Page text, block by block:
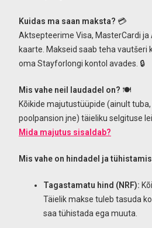
Kuidas ma saan maksta? 💳
Aktsepteerime Visa, MasterCardi ja
kaarte. Makseid saab teha vautšeri
oma Stayforlongi kontol avades. 🔒
Mis vahe neil laudadel on? 🍽️
Kõikide majutustüüpide (ainult
poolpansion jne) täieliku selgituse
Mida majutus sisaldab?
Mis vahe on hindadel ja
Tagastamatu hind (NRF):
Täielik makse tuleb tasuda
saa tühistada ega muuta.